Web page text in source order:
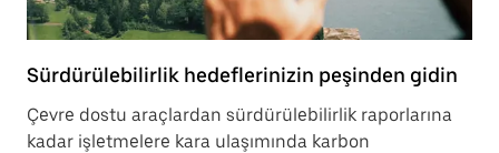
Sürdürülebilirlik hedeflerinizin peşinden gidin
Çevre dostu araçlardan sürdürülebilirlik raporlarına
kadar işletmelere kara ulaşımında karbon